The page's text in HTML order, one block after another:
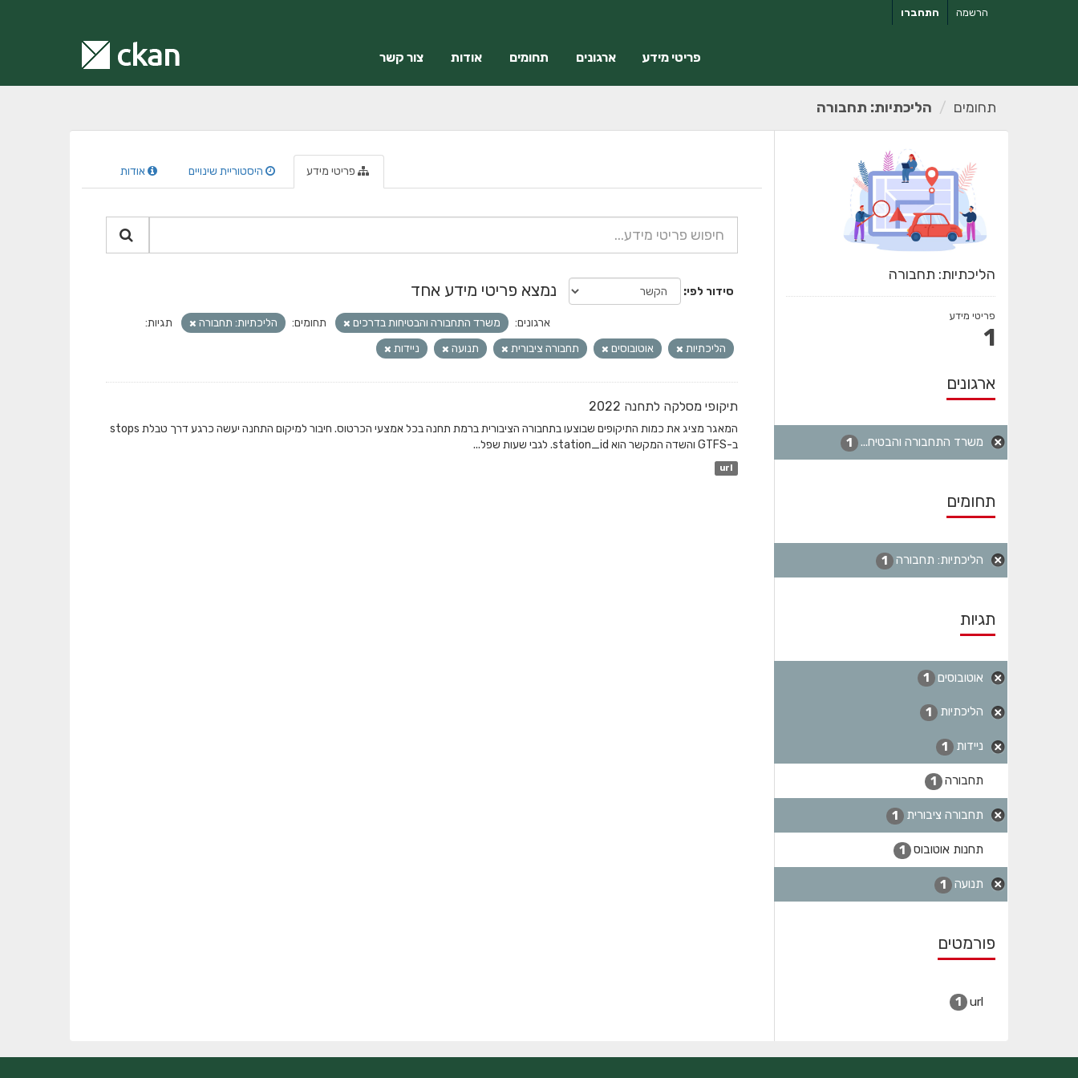
התחברו הרשמה
פריטי מידע ארגונים תחומים אודות צור קשר
תחומים הליכתיות: תחבורה
הליכתיות: תחבורה
פריטי מידע
1
ארגונים
משרד התחבורה והבטיח... 1
תחומים
הליכתיות: תחבורה 1
תגיות
אוטובוסים 1
הליכתיות 1
ניידות 1
תחבורה 1
תחבורה ציבורית 1
תחנות אוטובוס 1
תנועה 1
פורמטים
url
1
פריטי מידע היסטוריית שינויים אודות
סידור לפי נמצא פריטי מידע אחד
ארגונים: משרד התחבורה והבטיחות בדרכים תחומים: הליכתיות: תחבורה
תגיות:
הליכתיות
אוטובוסים תחבורה ציבורית תנועה ניידות
תיקופי מסלקה לתחנה 2022
המאגר מציג את כמות התיקופים שבוצעו בתחבורה הציבורית ברמת תחנה בכל אמצעי הכרטוס. חיבור למיקום התחנה יעשה כרגע דרך טבלת stops
ב-GTFS והשדה המקשר הוא station_id. לגבי שעות שפל...
url